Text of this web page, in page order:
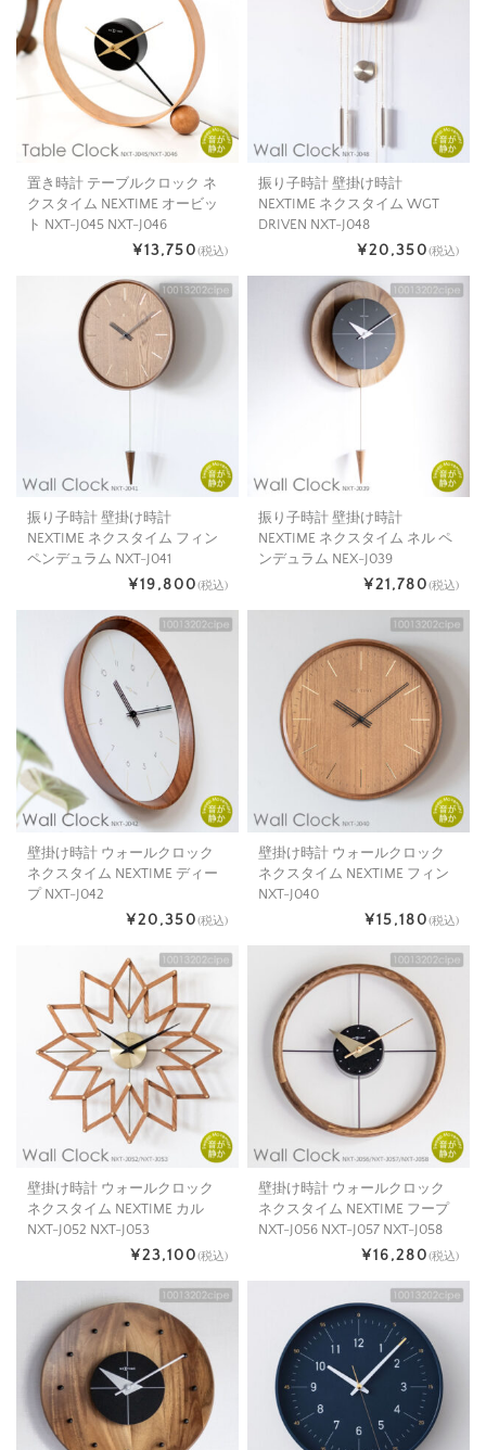
置き時計 テーブルクロック ネ
クスタイム NEXTIME オービッ
ト NXT-J045 NXT-J046
¥13,750(税込)
振り子時計 壁掛け時計
NEXTIME ネクスタイム WGT
DRIVEN NXT-J048
¥20,350(税込)
振り子時計 壁掛け時計
NEXTIME ネクスタイム フィン
ペンデュラム NXT-J041
¥19,800(税込)
振り子時計 壁掛け時計
NEXTIME ネクスタイム ネル ペ
ンデュラム NEX-J039
¥21,780(税込)
壁掛け時計 ウォールクロック
ネクスタイム NEXTIME ディー
プ NXT-J042
¥20,350(税込)
壁掛け時計 ウォールクロック
ネクスタイム NEXTIME フィン
NXT-J040
¥15,180(税込)
壁掛け時計 ウォールクロック
ネクスタイム NEXTIME カル
NXT-J052 NXT-J053
¥23,100(税込)
壁掛け時計 ウォールクロック
ネクスタイム NEXTIME フープ
NXT-J056 NXT-J057 NXT-J058
¥16,280(税込)